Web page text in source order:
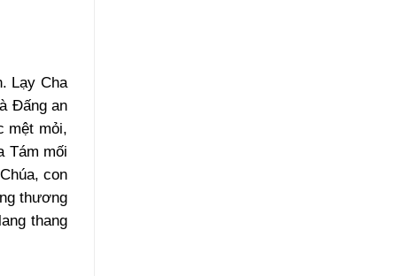
Lạy Cha
Đấng an
mệt mỏi,
Tám mối
con
thương
thang